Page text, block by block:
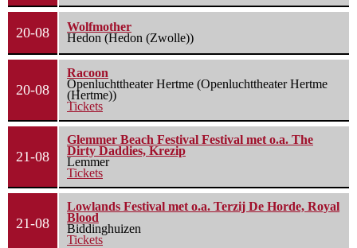
20-08
Wolfmother
Hedon (Hedon (Zwolle))
20-08
Racoon
Openluchttheater Hertme (Openluchttheater Hertme
(Hertme))
Tickets
21-08
Glemmer Beach Festival Festival met o.a. The
Dirty Daddies, Krezip
Lemmer
Tickets
21-08
Lowlands Festival met o.a. Terzij De Horde, Royal
Blood
Biddinghuizen
Tickets